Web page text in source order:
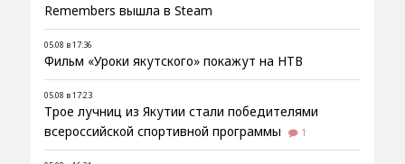
Remembers вышла в Steam
05.08 в 17:36
Фильм «Уроки якутского» покажут на НТВ
05.08 в 17:23
Трое лучниц из Якутии стали победителями
всероссийской спортивной программы
1